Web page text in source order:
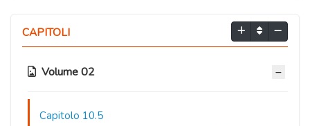
CAPITOLI
Volume 02
Capitolo 10.5